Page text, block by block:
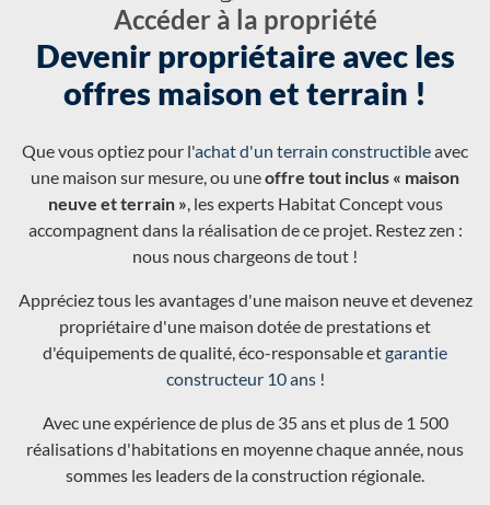
Accéder à la propriété
Devenir propriétaire avec les
offres maison et terrain !
Que vous optiez pour l'achat d'un terrain constructibleavec
une maison sur mesure, ou uneoffre tout inclus « maison
neuve et terrain », les experts Habitat Concept vous
accompagnent dans la réalisation de ce projet. Restez zen :
nous nous chargeons de tout !
Appréciez tous les avantages d'une maison neuve et devenez
propriétaire d'une maison dotée de prestations et
d'équipements de qualité, éco-responsable etgarantie
constructeur 10 ans!
Avec une expérience de plus de 35 ans et plus de 1 500
réalisations d'habitations en moyenne chaque année, nous
sommes les leaders de la construction régionale.